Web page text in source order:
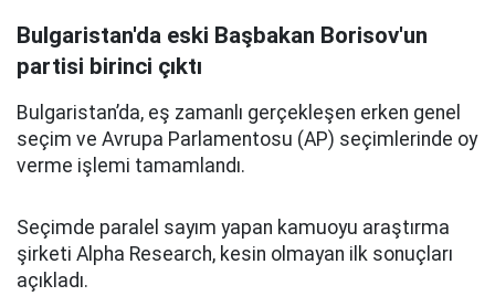
Bulgaristan'da eski Başbakan Borisov'un
partisi birinci çıktı
Bulgaristan’da, eş zamanlı gerçekleşen erken genel
seçim ve Avrupa Parlamentosu (AP) seçimlerinde oy
verme işlemi tamamlandı.
Seçimde paralel sayım yapan kamuoyu araştırma
şirketi Alpha Research, kesin olmayan ilk sonuçları
açıkladı.